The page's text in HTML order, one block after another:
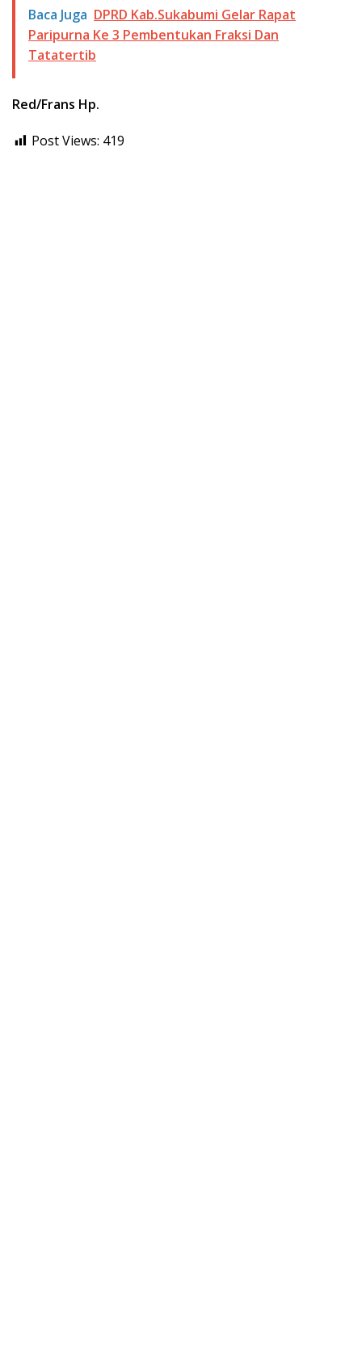
Baca Juga DPRD Kab.Sukabumi Gelar Rapat
Paripurna Ke 3 Pembentukan Fraksi Dan
Tatatertib
Red/Frans Hp.
Post Views: 419